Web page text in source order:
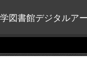
図書館デジタルア